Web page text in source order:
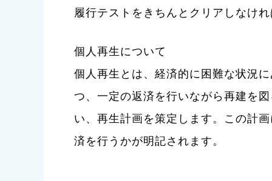
履行テストをきちんとクリアしなけ
個人再生について
個人再生とは、経済的に困難な状況
つ、一定の返済を行いながら再建を
い、再生計画を策定します。この計
済を行うかが明記されます。